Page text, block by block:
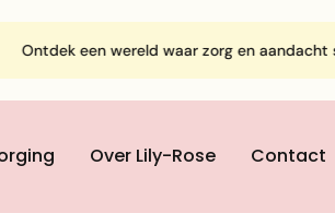
Ontdek een wereld waar zorg en aandacht
Over Lily-Rose Contact